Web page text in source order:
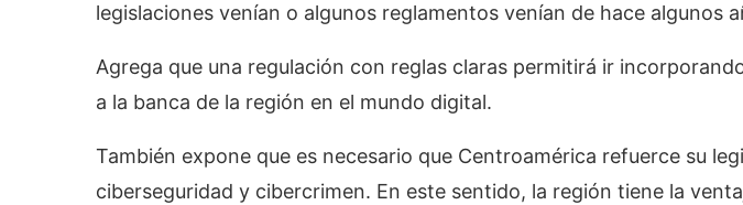
legislaciones venían o algunos reglamentos venían de hace algunos
Agrega que una regulación con reglas claras permitirá ir
a la banca de la región en el mundo digital.
También expone que es necesario que Centroamérica refuerce su
ciberseguridad y cibercrimen. En este sentido, la región tiene la